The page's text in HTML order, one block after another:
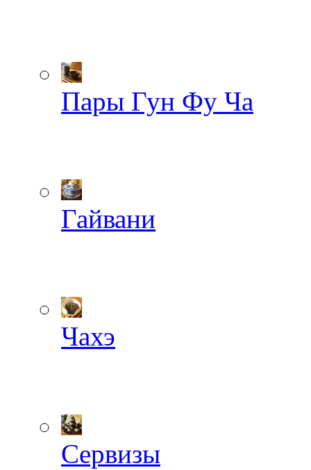
Пары Гун Фу Ча
Гайвани
Чахэ
Сервизы